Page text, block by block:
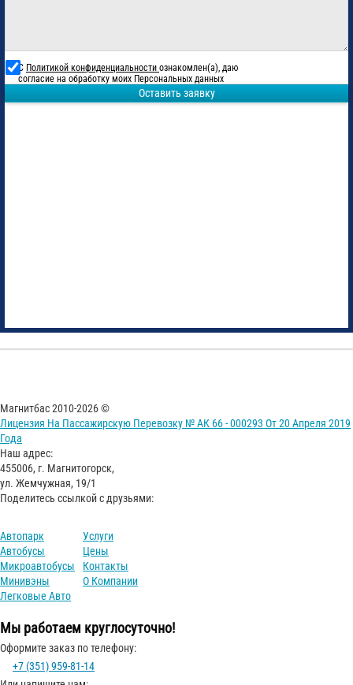
С Политикой конфиденциальности ознакомлен(а), даю
согласие на обработку моих Персональных данных
Оставить заявку
Магнитбас 2010-2026 ©
Лицензия На Пассажирскую Перевозку № АК 66 - 000293 От 20 Апреля 2019
Года
Наш адрес:
455006, г. Магнитогорск,
ул. Жемчужная, 19/1
Поделитесь ссылкой с друзьями:
Автопарк
Автобусы
Микроавтобусы
Минивэны
Легковые Авто
Услуги
Цены
Контакты
О Компании
Мы работаем круглосуточно!
Оформите заказ по телефону:
+7 (351) 959-81-14